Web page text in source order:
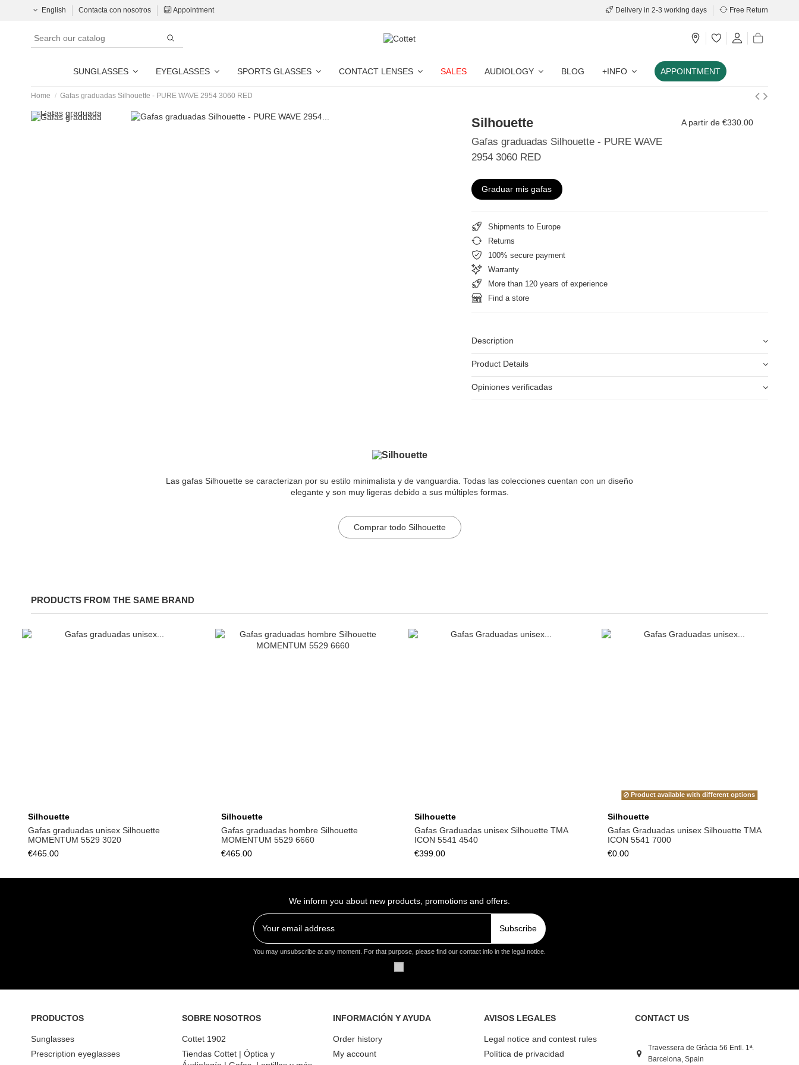
English Contacta con nosotros Appointment Delivery in 2-3 working days Free Return
SUNGLASSES EYEGLASSES SPORTS GLASSES CONTACT LENSES SALES AUDIOLOGY BLOG +INFO APPOINTMENT
Home Gafas graduadas Silhouette - PURE WAVE 2954 3060 RED
Silhouette
Gafas graduadas Silhouette - PURE WAVE
2954 3060 RED
A partir de €330.00
Graduar mis gafas
Shipments to Europe
Returns
100% secure payment
Warranty
More than 120 years of experience
Find a store
Description
Product Details
Opiniones verificadas
Las gafas Silhouette se caracterizan por su estilo minimalista y de vanguardia. Todas las colecciones cuentan con un diseño
elegante y son muy ligeras debido a sus múltiples formas.
Comprar todo Silhouette
PRODUCTS FROM THE SAME BRAND
Silhouette
Gafas graduadas unisex Silhouette
MOMENTUM 5529 3020
€465.00
Silhouette
Gafas graduadas hombre Silhouette
MOMENTUM 5529 6660
€465.00
Silhouette
Gafas Graduadas unisex Silhouette TMA
ICON 5541 4540
€399.00
Product available with different options
Silhouette
Gafas Graduadas unisex Silhouette TMA
ICON 5541 7000
€0.00
We inform you about new products, promotions and offers.
Subscribe
You may unsubscribe at any moment. For that purpose, please find our contact info in the legal notice.
PRODUCTOS
Sunglasses
Prescription eyeglasses
SOBRE NOSOTROS
Cottet 1902
Tiendas Cottet | Óptica y
INFORMACIÓN Y AYUDA
Order history
My account
AVISOS LEGALES
Legal notice and contest rules
Política de privacidad
CONTACT US
Travessera de Gràcia 56 Entl. 1ª.
Barcelona, Spain